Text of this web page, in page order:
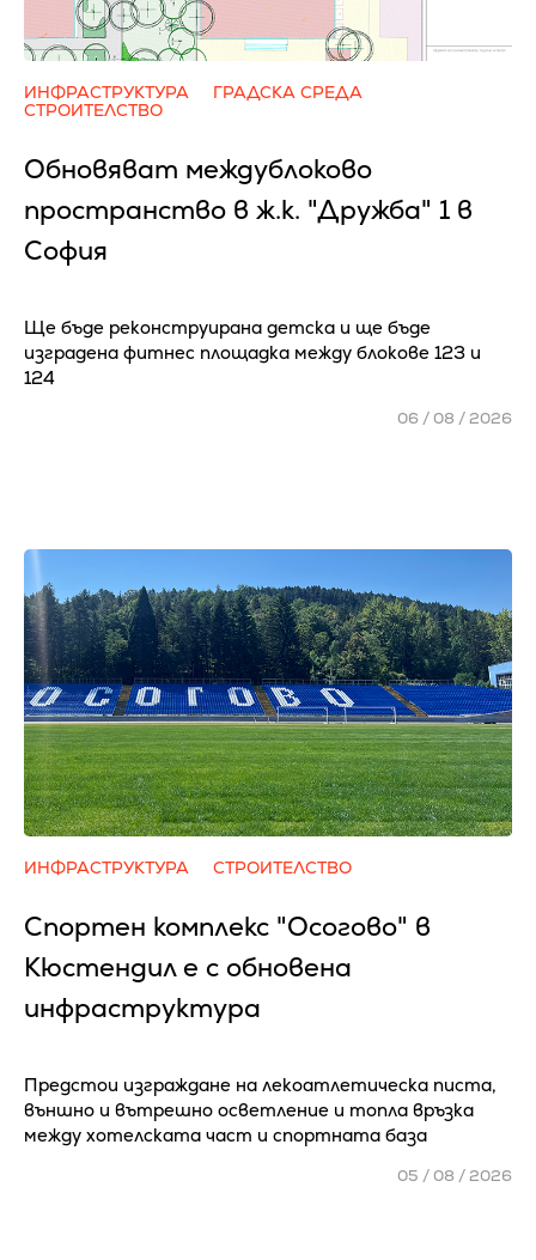
ИНФРАСТРУКТУРА
ГРАДСКА СРЕДА
СТРОИТЕЛСТВО
Обновяват междублоково
пространство в ж.к. "Дружба" 1 в
София
Ще бъде реконструирана детска и ще бъде
изградена фитнес площадка между блокове 123 и
124
06 / 08 / 2026
ИНФРАСТРУКТУРА СТРОИТЕЛСТВО
Спортен комплекс "Осогово" в
Кюстендил е с обновена
инфраструктура
Предстои изграждане на лекоатлетическа писта,
външно и вътрешно осветление и топла връзка
между хотелската част и спортната база
05 / 08 / 2026